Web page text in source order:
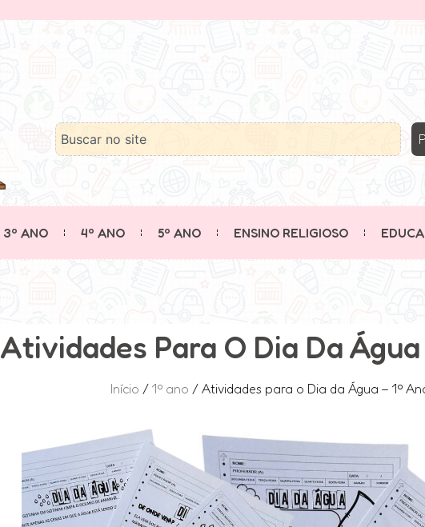
3º ANO 4º ANO 5º ANO ENSINO RELIGIOSO
Atividades Para O Dia Da Água
Início / 1º ano / Atividades para o Dia da Água – 1º